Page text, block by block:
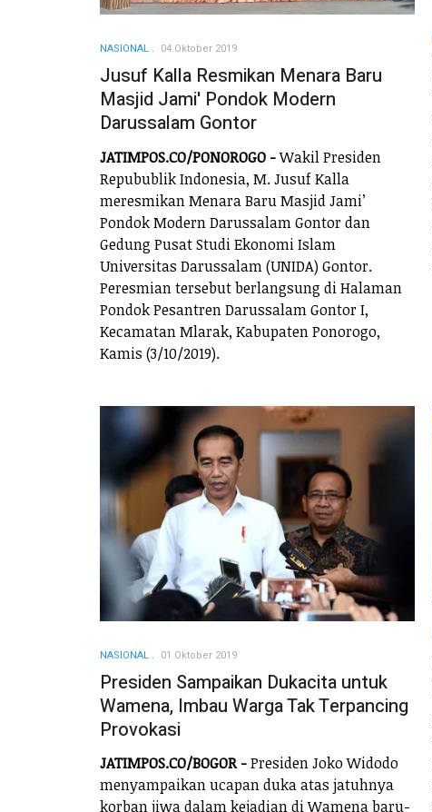
NASIONAL 04 Oktober 2019
Jusuf Kalla Resmikan Menara Baru
Masjid Jami' Pondok Modern
Darussalam Gontor
JATIMPOS.CO/PONOROGO -Wakil Presiden
Repubublik Indonesia, M. Jusuf Kalla
meresmikan Menara Baru Masjid Jami’
Pondok Modern Darussalam Gontor dan
Gedung Pusat Studi Ekonomi Islam
Universitas Darussalam (UNIDA) Gontor.
Peresmian tersebut berlangsung di Halaman
Pondok Pesantren Darussalam Gontor I,
Kecamatan Mlarak, Kabupaten Ponorogo,
Kamis (3/10/2019).
NASIONAL 01 Oktober 2019
Presiden Sampaikan Dukacita untuk
Wamena, Imbau Warga Tak Terpancing
Provokasi
JATIMPOS.CO/BOGOR -Presiden Joko Widodo
menyampaikan ucapan duka atas jatuhnya
korban jiwa dalam kejadian di Wamena baru-